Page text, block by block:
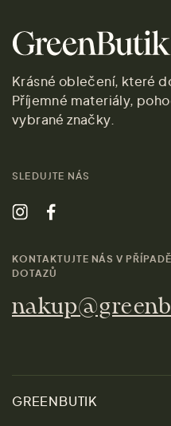
Krásné oblečení, které
Příjemné materiály,
vybrané značky.
SLEDUJTE NÁS
KONTAKTUJTE NÁS V PŘÍPADĚ
DOTAZŮ
GREENBUTIK